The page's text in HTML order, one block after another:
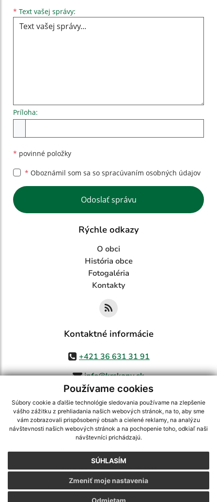
Používame cookies
Súbory cookie a ďalšie technológie sledovania používame na zlepšenie
vášho zážitku z prehliadania našich webových stránok, na to, aby sme
vám zobrazovali prispôsobený obsah a cielené reklamy, na analýzu
návštevnosti našich webových stránok a na pochopenie toho, odkiaľ naši
návštevníci prichádzajú.
SÚHLASÍM
Zmeniť moje nastavenia
* Text vašej správy:
Príloha:
* povinné položky
* Oboznámil som sa so spracúvaním osobných údajov
Google reCaptcha Response
Odoslať správu
Rýchle odkazy
O obci
História obce
Fotogaléria
Kontakty
Kontaktné informácie
+421 36 631 31 91
info@krskany.sk
využite možnosť získavania aktuálnych informácií s využitím RSS
CMS systém (redakčný) systém ECHELON 2,Mapa stránok,web portál
webex.digital, s.r.o.,domény,registrácia domény
Posledná aktualizácia:07.08.2026
Vytlačiť stránku|Vyhlásenie o prístupnosti